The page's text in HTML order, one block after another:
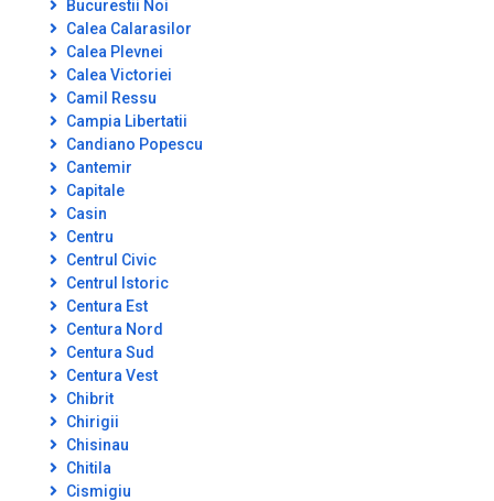
Bucurestii Noi
Calea Calarasilor
Calea Plevnei
Calea Victoriei
Camil Ressu
Campia Libertatii
Candiano Popescu
Cantemir
Capitale
Casin
Centru
Centrul Civic
Centrul Istoric
Centura Est
Centura Nord
Centura Sud
Centura Vest
Chibrit
Chirigii
Chisinau
Chitila
Cismigiu